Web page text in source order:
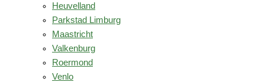
Heuvelland
Parkstad Limburg
Maastricht
Valkenburg
Roermond
Venlo